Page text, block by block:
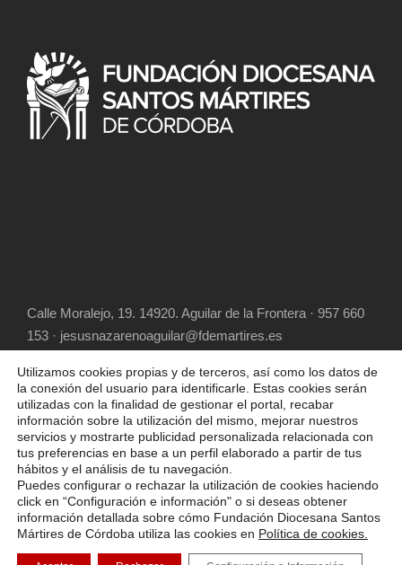
Calle Moralejo, 19. 14920. Aguilar de la Frontera · 957 660
153 · jesusnazarenoaguilar@fdemartires.es
COPYRIGHT 2025 FUNDACIÓN DIOCESANA
SANTOS MÁRTIRES, ALL RIGHT RESERVED
POLÍTICA DE COOKIES AVISO LEGAL
POLÍTICA DE PRIVACIDAD
Utilizamos cookies propias y de terceros, así como los datos de
la conexión del usuario para identificarle. Estas cookies serán
utilizadas con la finalidad de gestionar el portal, recabar
información sobre la utilización del mismo, mejorar nuestros
servicios y mostrarte publicidad personalizada relacionada con
tus preferencias en base a un perfil elaborado a partir de tus
hábitos y el análisis de tu navegación.
Puedes configurar o rechazar la utilización de cookies haciendo
click en “Configuración e información" o si deseas obtener
información detallada sobre cómo Fundación Diocesana Santos
Mártires de Córdoba utiliza las cookies en Política de cookies.